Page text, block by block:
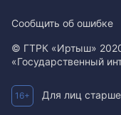
Сообщить об ошибке
© ГТРК «Иртыш»
«Государственный
16+ Для лиц старше